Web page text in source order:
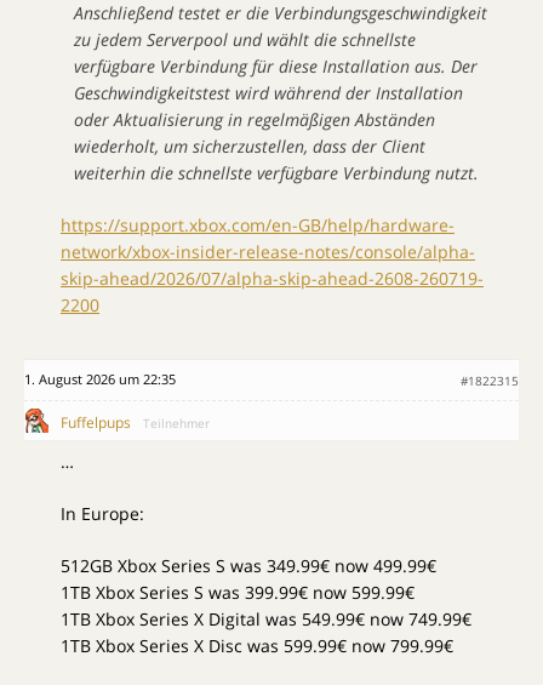
Anschließend testet er die Verbindungsgeschwindigkeit
zu jedem Serverpool und wählt die schnellste
verfügbare Verbindung für diese Installation aus. Der
Geschwindigkeitstest wird während der Installation
oder Aktualisierung in regelmäßigen Abständen
wiederholt, um sicherzustellen, dass der Client
weiterhin die schnellste verfügbare Verbindung nutzt.
https://support.xbox.com/en-GB/help/hardware-
network/xbox-insider-release-notes/console/alpha-
skip-ahead/2026/07/alpha-skip-ahead-2608-260719-
2200
1. August 2026 um 22:35 #1822315
Fuffelpups Teilnehmer
…
In Europe:
512GB Xbox Series S was 349.99€ now 499.99€
1TB Xbox Series S was 399.99€ now 599.99€
1TB Xbox Series X Digital was 549.99€ now 749.99€
1TB Xbox Series X Disc was 599.99€ now 799.99€